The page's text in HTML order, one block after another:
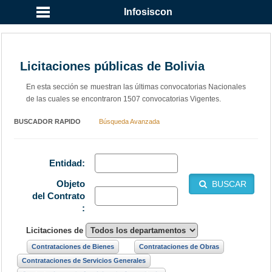
Infosiscon
Licitaciones públicas de Bolivia
En esta sección se muestran las últimas convocatorias Nacionales
de las cuales se encontraron 1507 convocatorias Vigentes.
BUSCADOR RAPIDO Búsqueda Avanzada
Entidad:
BUSCAR
Objeto
del Contrato
:
Licitaciones de
Contrataciones de Bienes
Contrataciones de Obras
Contrataciones de Servicios Generales